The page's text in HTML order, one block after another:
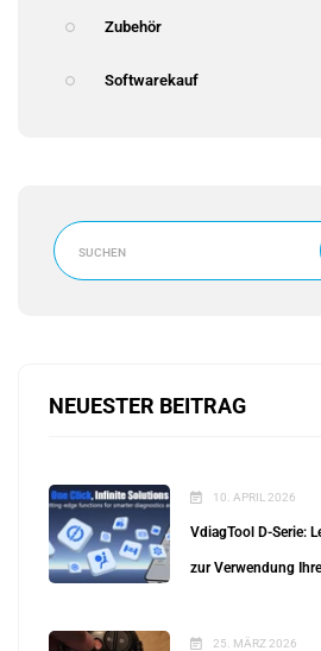
Zubehör
Softwarekauf
NEUESTER BEITRAG
10. APRIL 2026
VdiagTool D-Serie:
zur Verwendung
25. MÄRZ 2026